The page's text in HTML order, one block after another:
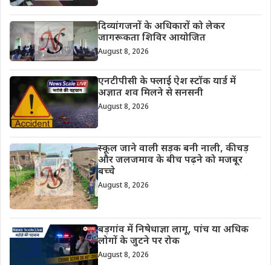
दिव्यांगजनों के अधिकारों को लेकर
जागरूकता शिविर आयोजित
August 8, 2026
एनटीपीसी के फ्लाई ऐश स्टॉक यार्ड में
अज्ञात शव मिलने से सनसनी
August 8, 2026
स्कूल जाने वाली सड़क बनी नाली, कीचड़
और जलजमाव के बीच पढ़ने को मजबूर
बच्चे
August 8, 2026
बड़गांव में निषेधाज्ञा लागू, पांच या अधिक
लोगों के जुटने पर रोक
August 8, 2026